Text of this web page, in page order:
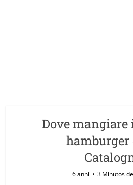
Dove
hamburger
6 anni 3 Minutos